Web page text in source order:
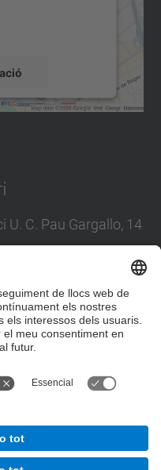
U. C. Pau Gargallo, 14